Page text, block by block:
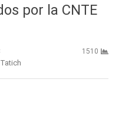
por la CNTE
1510